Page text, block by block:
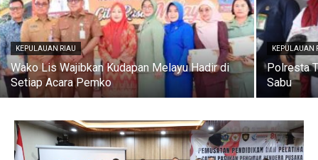
KEPULAUAN RIAU
Wako Lis Wajibkan Kudapan Melayu Hadir di
Setiap Acara Pemko
KEPULAUAN
Polresta
Sabu